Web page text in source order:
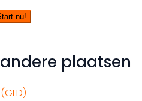
nu!
plaatsen